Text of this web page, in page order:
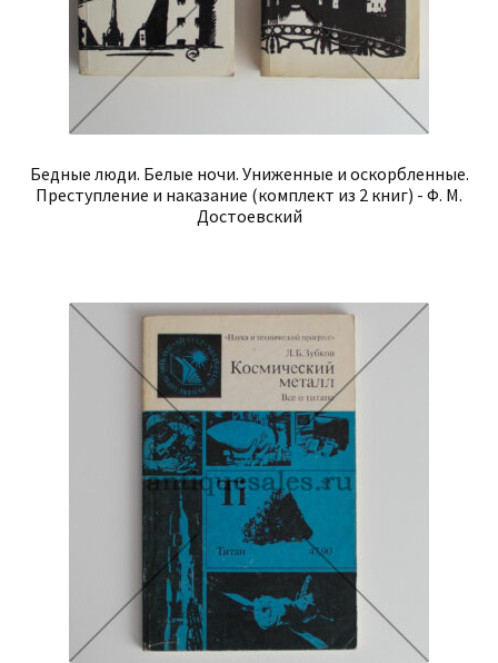
Бедные люди. Белые ночи. Униженные и оскорбленные.
Преступление и наказание (комплект из 2 книг) - Ф. М.
Достоевский